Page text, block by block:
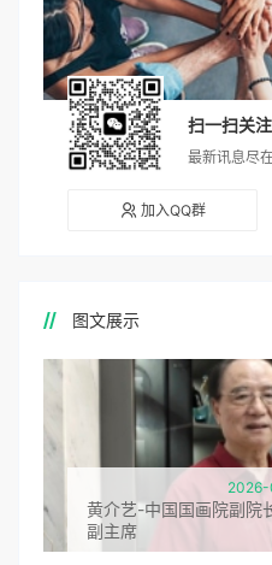
扫一扫关
最新讯息尽
加入QQ群
图文展示
黄介艺-中国国画院副院
副主席